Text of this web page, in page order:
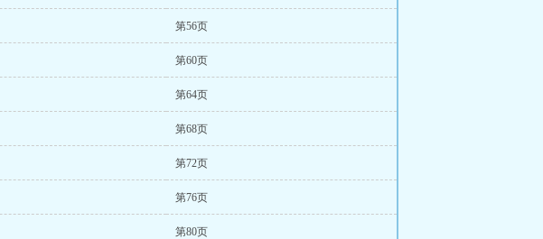
第56页
第60页
第64页
第68页
第72页
第76页
第80页